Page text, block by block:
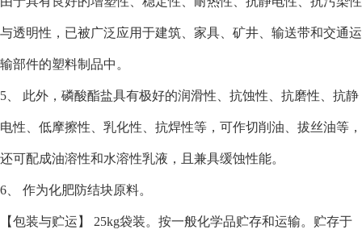
与透明性，已被广泛应用于建筑、家具、矿井、输送带和交通运
输部件的塑料制品中。
5、 此外，磷酸酯盐具有极好的润滑性、抗蚀性、抗磨性、抗静
电性、低摩擦性、乳化性、抗焊性等，可作切削油、拔丝油等，
还可配成油溶性和水溶性乳液，且兼具缓蚀性能。
6 作为化肥防结块原料。
【包装与贮运】 25kg袋装。按一般化学品贮存和运输。贮存于